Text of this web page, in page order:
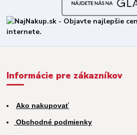
Informácie pre zákazníkov
Ako nakupovať
Obchodné podmienky